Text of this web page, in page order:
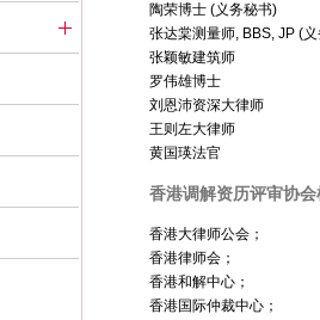
陶荣博士 (义务秘书)
张达棠测量师, BBS, JP (
张颖敏建筑师
罗伟雄博士
刘恩沛资深大律师
王则左大律师
黄国瑛法官
香港调解资历评审协
香港大律师公会；
香港律师会；
香港和解中心；
香港国际仲裁中心；